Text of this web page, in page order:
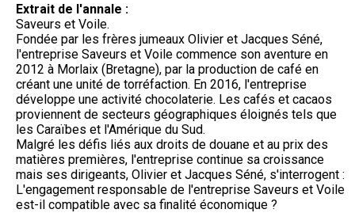
Extrait de l'annale :
Saveurs et Voile.
Fondée par les frères jumeaux Olivier et Jacques Séné,
l'entreprise Saveurs et Voile commence son aventure en
2012 à Morlaix (Bretagne), par la production de café en
créant une unité de torréfaction. En 2016, l'entreprise
développe une activité chocolaterie. Les cafés et cacaos
proviennent de secteurs géographiques éloignés tels que
les Caraïbes et l'Amérique du Sud.
Malgré les défis liés aux droits de douane et au prix des
matières premières, l'entreprise continue sa croissance
mais ses dirigeants, Olivier et Jacques Séné, s'interrogent :
L'engagement responsable de l'entreprise Saveurs et Voile
est-il compatible avec sa finalité économique ?